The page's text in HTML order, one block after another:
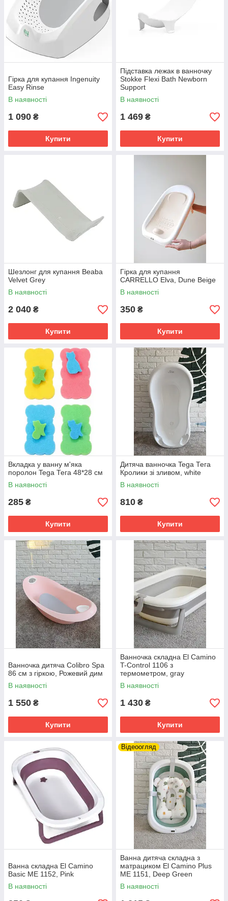
Гірка для купання Ingenuity
Easy Rinse
В наявності
1 090 ₴
Купити
Підставка лежак в ванночку
Stokke Flexi Bath Newborn
Support
В наявності
1 469 ₴
Купити
Шезлонг для купання Beaba
Velvet Grey
В наявності
2 040 ₴
Купити
Гірка для купання
CARRELLO Elva, Dune Beige
В наявності
350 ₴
Купити
Вкладка у ванну м'яка
поролон Tega Тега 48*28 см
В наявності
285 ₴
Купити
Дитяча ванночка Tega Тега
Кролики зі зливом, white
В наявності
810 ₴
Купити
Ванночка дитяча Colibro Spa
86 см з гіркою, Рожевий дим
В наявності
1 550 ₴
Купити
Ванночка складна El Camino
T-Control 1106 з
термометром, gray
В наявності
1 430 ₴
Купити
Ванна складна El Camino
Basic ME 1152, Pink
В наявності
Відеоогляд
Ванна дитяча складна з
матрациком El Camino Plus
ME 1151, Deep Green
В наявності